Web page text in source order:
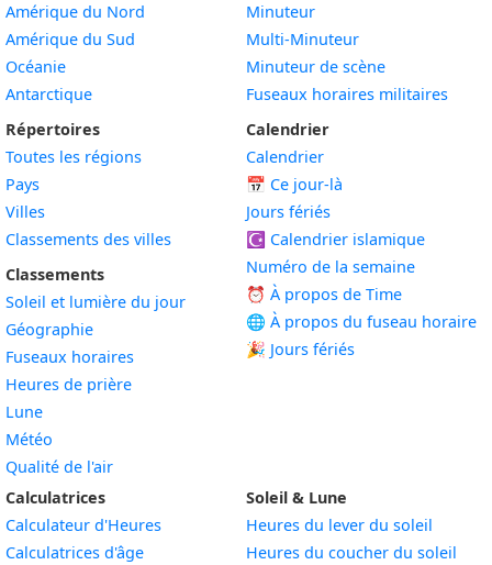
Amérique du Nord
Amérique du Sud
Océanie
Antarctique
Répertoires
Toutes les régions
Pays
Villes
Classements des villes
Classements
Soleil et lumière du jour
Géographie
Fuseaux horaires
Heures de prière
Lune
Météo
Qualité de l'air
Minuteur
Multi-Minuteur
Minuteur de scène
Fuseaux horaires militaires
Calendrier
Calendrier
📅 Ce jour-là
Jours fériés
☪️ Calendrier islamique
Numéro de la semaine
⏰ À propos de Time
🌐 À propos du fuseau horaire
🎉 Jours fériés
Calculatrices
Calculateur d'Heures
Calculatrices d'âge
Soleil & Lune
Heures du lever du soleil
Heures du coucher du soleil